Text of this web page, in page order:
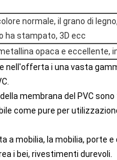
normale, il grano di
ha stampato, 3D ecc
opaca e eccellente,
nell'offerta i una vasta
membrana del PVC
come pure per
a mobilia, la mobilia, porte
i bei, rivestimenti durevoli.